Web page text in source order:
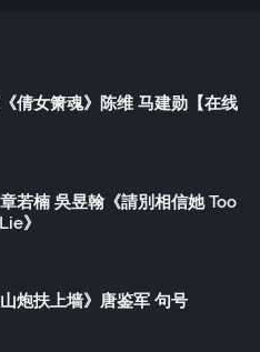
倩女箫魂》陈维 马建勋【在线
若楠 吳昱翰《請別相信她 Too
》
山炮扶上墙》唐鉴军 句号